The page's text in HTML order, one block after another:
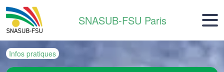
SNASUB-FSU Paris
Infos pratiques